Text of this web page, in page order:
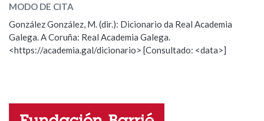
Nos exemplos
Na fraseoloxía
ESCOLLE UNHA OPCIÓN:
Observación Hai un erro na palabra
Propoño mellorar a definición
Nome
MODO DE CITA
González González, M. (dir.): Dicionario da Real Academia
Galega. A Coruña: Real Academia Galega.
<https://academia.gal/dicionario> [Consultado: <data>]